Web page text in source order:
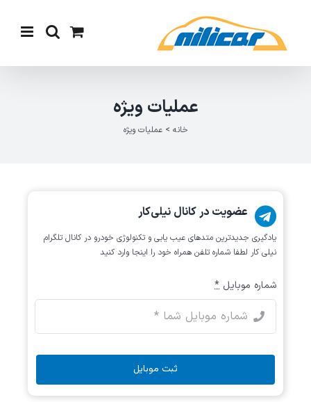
content
عملیات ویژه
خانه >عملیات ویژه
عضویت در کانال نیلی‌کار
یادگیری جدیدترین متد‌های عیب یابی‌ و تکنولوژی خودرو در کانال تلگرام
نیلی کار لطفا شماره تلفن همراه خود را اینجا وارد کنید
شماره موبایل *
ثبت موبایل